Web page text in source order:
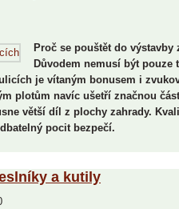
Proč se pouštět do
Důvodem nemusí být pouze
je vítaným bonusem i
plotům navíc ušetří značnou
větší díl z plochy zahrady.
pocit bezpečí.
a kutily